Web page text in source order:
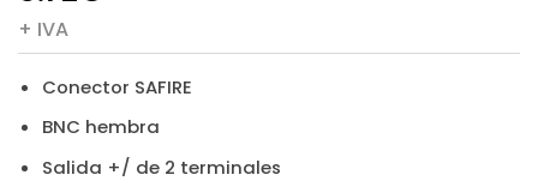
+ IVA
Conector SAFIRE
BNC hembra
Salida +/ de 2 terminales